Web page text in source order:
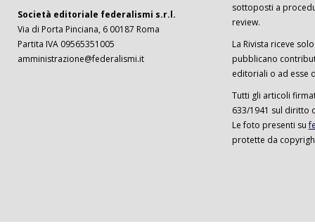
Società editoriale federalismi s.r.l.
Via di Porta Pinciana, 6 00187 Roma
Partita IVA 09565351005
amministrazione@federalismi.it
sottoposti a
review.
La Rivista riceve
pubblicano
editoriali o ad esse
Tutti gli articoli
633/1941 sul diritto
Le foto presenti su
protette da